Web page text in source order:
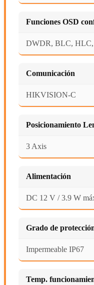
Funciones OSD
DWDR, BLC,
Comunicación
HIKVISION-C
Posicionamiento
3 Axis
Alimentación
DC 12 V / 3.9 W
Grado de
Impermeable IP67
Temp.